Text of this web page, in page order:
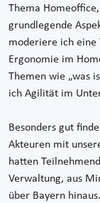
Thema
grundlegende
moderiere ich eine
Ergonomie im
Themen wie „was
ich Agilität im
Besonders gut
Akteuren mit
hatten
Verwaltung, aus
über Bayern